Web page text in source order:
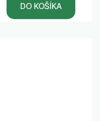
DO KOŠÍKA